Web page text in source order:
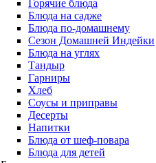
Горячие блюда
Блюда на садже
Блюда по-домашнему
Сезон Домашней Индейки
Блюда на углях
Тандыр
Гарниры
Хлеб
Соусы и приправы
Десерты
Напитки
Блюда от шеф-повара
Блюда для детей